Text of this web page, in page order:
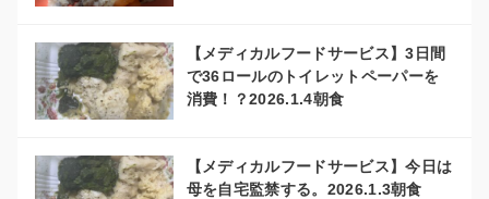
【メディカルフードサービス】3日間
で36ロールのトイレットペーパーを
消費！？2026.1.4朝食
【メディカルフードサービス】今日は
母を自宅監禁する。2026.1.3朝食